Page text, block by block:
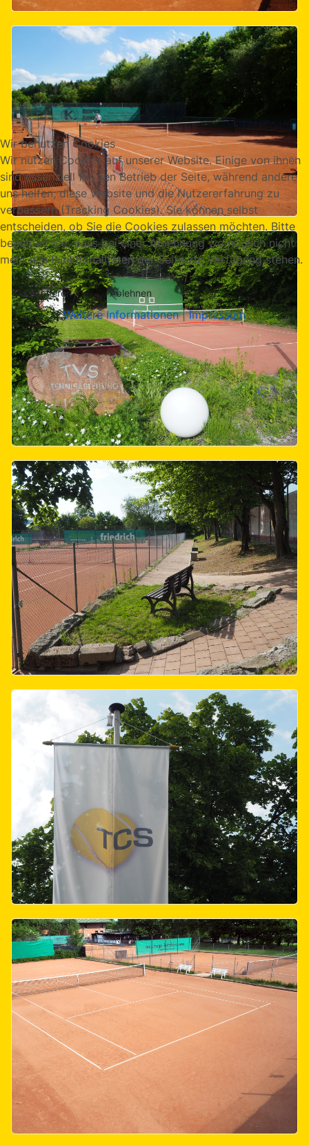
Wir benutzen Cookies
Wir nutzen Cookies auf unserer Website. Einige von ihnen
sind essenziell für den Betrieb der Seite, während andere
uns helfen, diese Website und die Nutzererfahrung zu
verbessern (Tracking Cookies). Sie können selbst
entscheiden, ob Sie die Cookies zulassen möchten. Bitte
beachten Sie, dass bei einer Ablehnung womöglich nicht
mehr alle Funktionalitäten der Seite zur Verfügung stehen.
Akzeptieren Ablehnen
Weitere Informationen|Impressum